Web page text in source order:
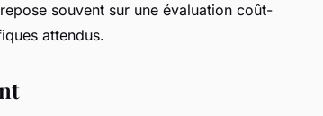
souvent sur une évaluation coût-
attendus.